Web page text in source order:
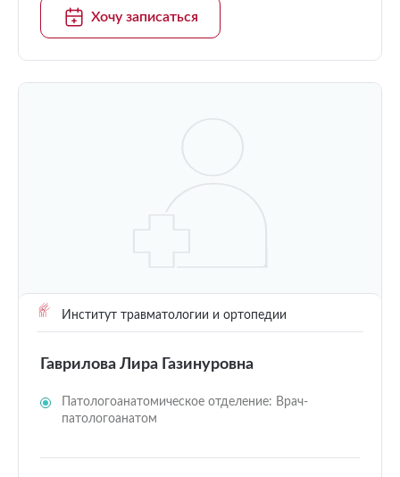
Хочу записаться
Институт травматологии и ортопедии
Гаврилова Лира Газинуровна
Патологоанатомическое отделение: Врач-
патологоанатом